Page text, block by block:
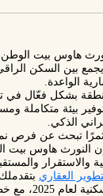
هاوس بيت الوطن
بين السكن
الواعدة
بشكل فعّال في
بيئة متكاملة
الذكي
تبحث عن فرص
النورث هاوس بيت
والاستقرار
العقاري
الاستثمارية